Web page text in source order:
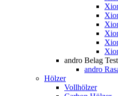
andro Belag Test
andro
Hölzer
Vollhölzer